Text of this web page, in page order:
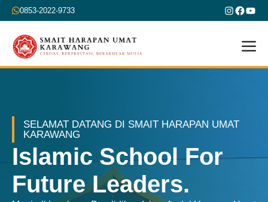
Skip
to
content
0853-2022-9733
SELAMAT DATANG DI SMAIT HARAPAN UMAT
KARAWANG
Islamic School For
Future Leaders.